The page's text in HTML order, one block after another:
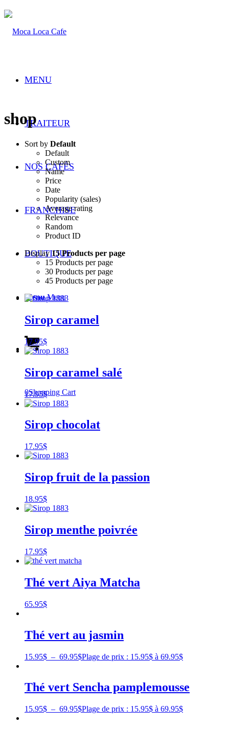
MENU
TRAITEUR
NOS CAFÉS
FRANCHISE
BOUTIQUE
Menu Menu
0Shopping Cart
shop
Sort by Default
Default
Custom
Name
Price
Date
Popularity (sales)
Average rating
Relevance
Random
Product ID
Display15 Products per page
15 Products per page
30 Products per page
45 Products per page
Sirop caramel
17.95$
Sirop caramel salé
17.95$
Sirop chocolat
17.95$
Sirop fruit de la passion
18.95$
Sirop menthe poivrée
17.95$
Thé vert Aiya Matcha
65.95$
Thé vert au jasmin
15.95$ – 69.95$Plage de prix : 15.95$ à 69.95$
Thé vert Sencha pamplemousse
15.95$ – 69.95$Plage de prix : 15.95$ à 69.95$